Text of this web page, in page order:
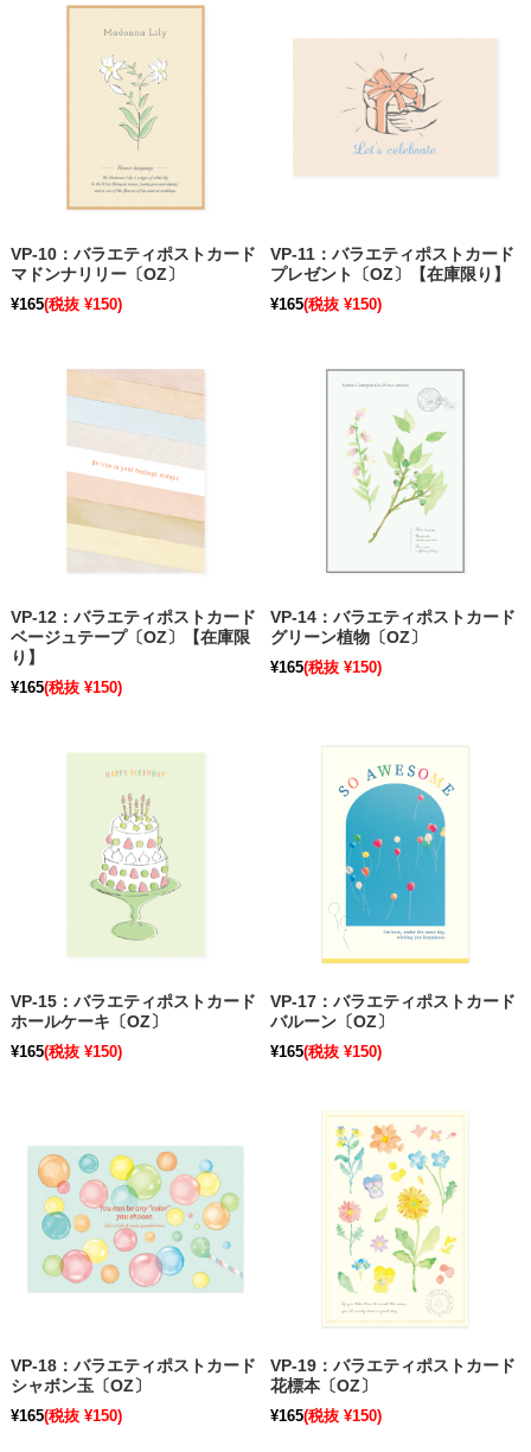
VP-10：バラエティポストカード
マドンナリリー〔OZ〕
¥165(税抜 ¥150)
VP-11：バラエティポストカード
プレゼント〔OZ〕【在庫限り】
¥165(税抜 ¥150)
VP-12：バラエティポストカード
ベージュテープ〔OZ〕【在庫限
り】
¥165(税抜 ¥150)
VP-14：バラエティポストカード
グリーン植物〔OZ〕
¥165(税抜 ¥150)
VP-15：バラエティポストカード
ホールケーキ〔OZ〕
¥165(税抜 ¥150)
VP-17：バラエティポストカード
バルーン〔OZ〕
¥165(税抜 ¥150)
VP-18：バラエティポストカード
シャボン玉〔OZ〕
¥165(税抜 ¥150)
VP-19：バラエティポストカード
花標本〔OZ〕
¥165(税抜 ¥150)